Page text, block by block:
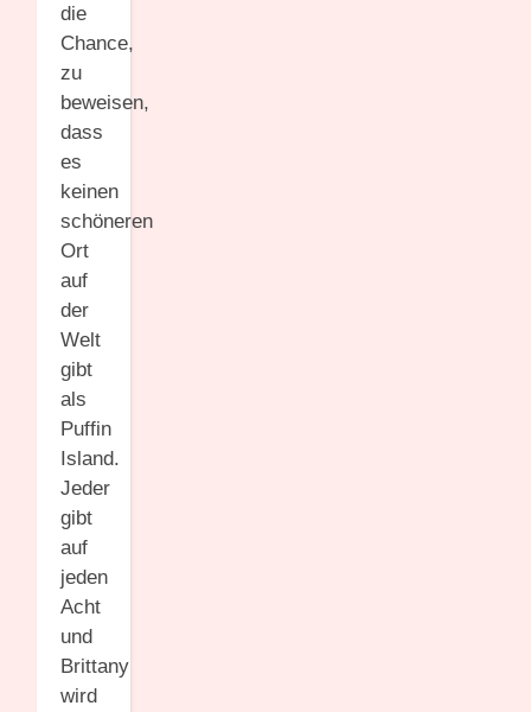
die
Chance,
zu
beweisen,
dass
es
keinen
schöneren
Ort
auf
der
Welt
gibt
als
Puffin
Island.
Jeder
gibt
auf
jeden
Acht
und
Brittany
wird